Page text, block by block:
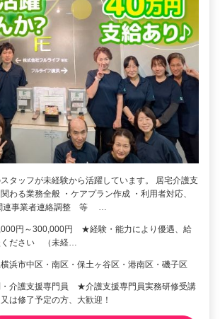
タッフが未経験から活躍しています。 居宅介護支
わる業務全般 ・ケアプラン作成 ・利用者対応、
連事業者連絡調整 等 …
円～300,000円 ★経験・能力により優遇、給
ください （未経…
浜市中区・南区・保土ヶ谷区・港南区・磯子区
・介護支援専門員 ★介護支援専門員実務研修受講
は修了予定の方、大歓迎！